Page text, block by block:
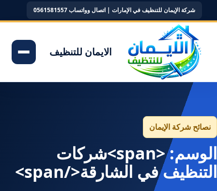
شركة الإيمان للتنظيف في الإمارات | اتصال وواتساب 0561581557
الايمان للتنظيف
نصائح شركة الإيمان
الوسم: <span>شركات
التنظيف في الشارقة</span>